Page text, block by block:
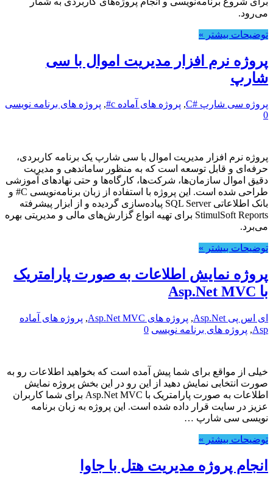
می‌رود.
توضیحات بیشتر »
پروژه نرم افزار مدیریت اموال با سی
شارپ
پروژه سی شارپ #C , پروژه های آماده c# , پروژه های برنامه نویسی
0
پروژه نرم افزار مدیریت اموال با سی شارپ یک برنامه کاربردی،
حرفه‌ای و قابل توسعه است که به منظور ساماندهی و مدیریت
دقیق اموال سازمان‌ها، شرکت‌ها، کارگاه‌ها و حتی نهادهای آموزشی
طراحی شده است. این پروژه با استفاده از زبان برنامه‌نویسی C# و
بانک اطلاعاتی SQL Server پیاده‌سازی گردیده و از ابزار پیشرفته
StimulSoft Reports برای تهیه انواع گزارش‌های مالی و مدیریتی بهره
می‌برد.
توضیحات بیشتر »
پروژه نمایش اطلاعات به صورت پارامتریک
با Asp.Net MVC
ای اس پی Asp.Net , پروژه های Asp.Net MVC , پروژه های آماده
Asp
, پروژه های برنامه نویسی 0
خیلی از مواقع برای شما پیش آمده است که بخواهید اطلاعات رو به
صورت انتخابی نمایش دهید از این رو در این بخش پروژه نمایش
اطلاعات به صورت پارامتریک با Asp.Net MVC برای شما کاربران
عزیز در سایت قرار داده شده است. این پروژه به زبان برنامه
نویسی سی شارپ …
توضیحات بیشتر »
انجام پروژه مدیریت هتل با جاوا